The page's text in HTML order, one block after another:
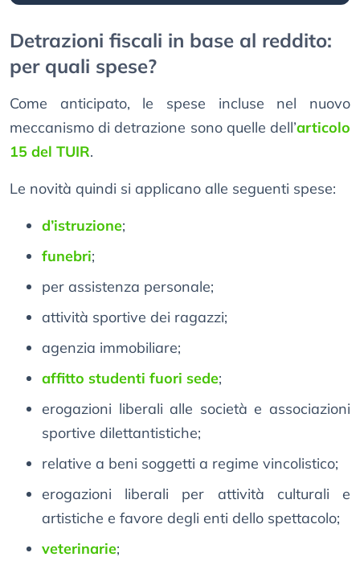
Detrazioni fiscali in base al reddito:
per quali spese?
Come anticipato, le spese incluse nel nuovo
meccanismo di detrazione sono quelle dell’articolo
15 del TUIR.
Le novità quindi si applicano alle seguenti spese:
d’istruzione;
funebri;
per assistenza personale;
attività sportive dei ragazzi;
agenzia immobiliare;
affitto studenti fuori sede;
erogazioni liberali alle società e associazioni
sportive dilettantistiche;
relative a beni soggetti a regime vincolistico;
erogazioni liberali per attività culturali e
artistiche e favore degli enti dello spettacolo;
veterinarie;